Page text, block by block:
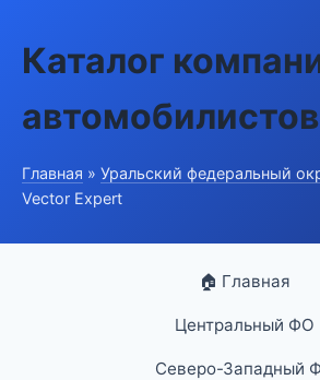
Каталог
автомобилистов
Главная » Уральский федеральный
Vector Expert
🏠 Главная
Центральный ФО
Северо-Западный